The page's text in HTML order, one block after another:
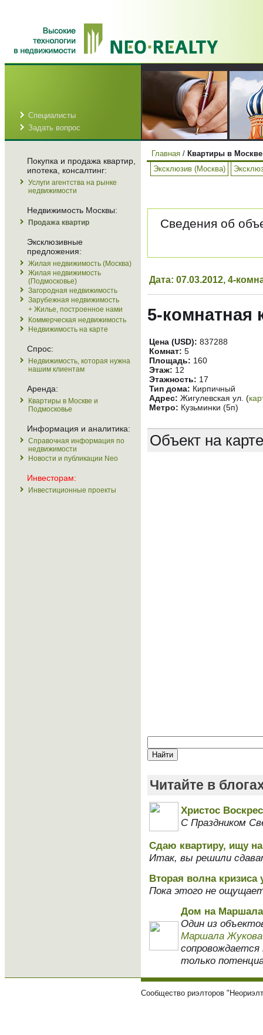
Специалисты
Задать вопрос
Покупка и продажа квартир,
ипотека, консалтинг:
Услуги агентства на рынке
недвижимости
Недвижимость Москвы:
Продажа квартир
Эксклюзивные
предложения:
Жилая недвижимость (Москва)
Жилая недвижимость
(Подмосковье)
Загородная недвижимость
Зарубежная недвижимость
+ Жилье, построенное нами
Коммерческая недвижимость
Недвижимость на карте
Спрос:
Недвижимость, которая нужна
нашим клиентам
Аренда:
Квартиры в Москве и
Подмосковье
Информация и аналитика:
Справочная информация по
недвижимости
Новости и публикации Neo
Инвесторам:
Инвестиционные проекты
Главная / Квартиры в
Эксклюзив (Москва)
Сведения об
Дата: 07.03.2012, 4-
5-комнатная
Цена (USD): 837288
Комнат: 5
Площадь: 160
Этаж: 12
Этажность: 17
Тип дома: Кирпичный
Адрес: Жигулевская ул. (
Метро: Кузьминки (5п)
Объект на карте
Читайте в
Христос
С Праздником
Сдаю квартиру, ищу
Итак, вы решили
Вторая волна кризиса
Пока этого не
Дом на
Один из
Маршала
только
Сообщество риэлторов